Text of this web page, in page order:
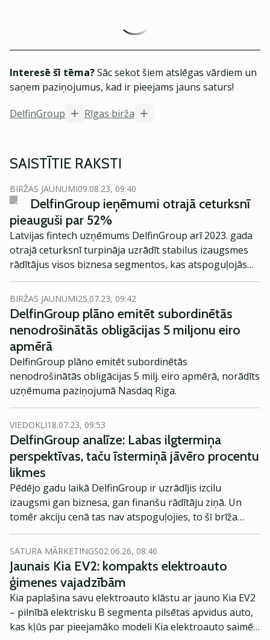
Interesē šī tēma?Sāc sekot šiem atslēgas vārdiem un
saņem paziņojumus, kad ir pieejams jauns saturs!
DelfinGroup
Rīgas birža
SAISTĪTIE RAKSTI
BIRŽAS JAUNUMI09.08.23, 09:40
DelfinGroup ieņēmumi otrajā ceturksnī
pieauguši par 52%
Latvijas fintech uzņēmums DelfinGroup arī 2023. gada
otrajā ceturksnī turpināja uzrādīt stabilus izaugsmes
rādītājus visos biznesa segmentos, kas atspoguļojās
finanšu rezultātos. Uzņēmuma ieņēmumi 2023. gada
otrajā ceturksnī, salīdzinot ar attiecīgo periodu pērn,
palielinājušies par 52%, sasniedzot 12.3 milj. eiro.
BIRŽAS JAUNUMI25.07.23, 09:42
DelfinGroup plāno emitēt subordinētās
nenodrošinātās obligācijas 5 miljonu eiro
apmērā
DelfinGroup plāno emitēt subordinētās
nenodrošinātās obligācijas 5 milj. eiro apmērā, norādīts
uzņēmuma paziņojumā Nasdaq Riga.
VIEDOKĻI18.07.23, 09:53
DelfinGroup analīze: Labas ilgtermiņa
perspektīvas, taču īstermiņā jāvēro procentu
likmes
Pēdējo gadu laikā DelfinGroup ir uzrādījis izcilu
izaugsmi gan biznesa, gan finanšu rādītāju ziņā. Un
tomēr akciju cenā tas nav atspoguļojies, to šī brīža
cenai esot zemākai par IPO cenu. No vienas puses tas
gan nepārsteidz, ņemot vērā, ka kāpjošu procentu
likmju vidē DelfinGroup piesaistītā finansējuma
izmaksas būtiski aug, kā arī iespējama vispārīga
ekonomiskā recesija īstermiņā varētu negatīvi ietekmēt
biznesu. Un tomēr, salīdzinoši lētā akciju cena, ņemot
vērā potenciālos DelfinGroup izaugsmes rādītājus,
varētu jau būt iekļāvusi nozīmīgu negatīvā scenārija
SATURA MĀRKETINGS02.06.26, 08:46
Jaunais Kia EV2: kompakts elektroauto
ģimenes vajadzībām
Kia paplašina savu elektroauto klāstu ar jauno Kia EV2
– pilnībā elektrisku B segmenta pilsētas apvidus auto,
kas kļūs par pieejamāko modeli Kia elektroauto saimē